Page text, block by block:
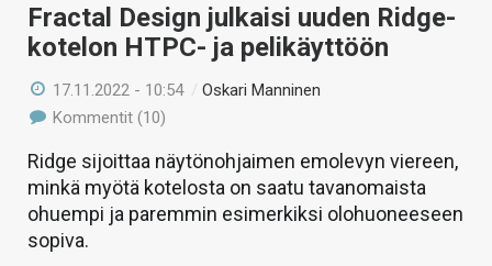
Fractal Design julkaisi uuden Ridge-
kotelon HTPC- ja pelikäyttöön
17.11.2022 - 10:54 /Oskari Manninen
Kommentit (10)
Ridge sijoittaa näytönohjaimen emolevyn viereen,
minkä myötä kotelosta on saatu tavanomaista
ohuempi ja paremmin esimerkiksi olohuoneeseen
sopiva.